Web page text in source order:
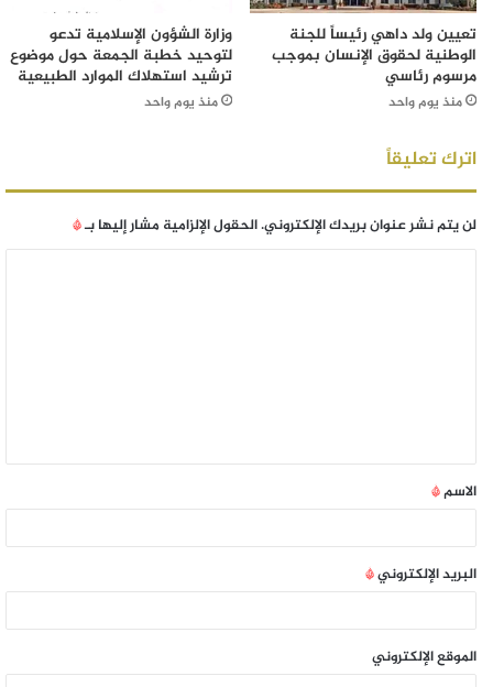
تعيين ولد داهي رئيساً للجنة
الوطنية لحقوق الإنسان بموجب
مرسوم رئاسي
منذ يوم واحد
وزارة الشؤون الإسلامية تدعو
لتوحيد خطبة الجمعة حول موضوع
ترشيد استهلاك الموارد الطبيعية
منذ يوم واحد
اترك تعليقاً
لن يتم نشر عنوان بريدك الإلكتروني.الحقول الإلزامية مشار إليها بـ*
الاسم*
البريد الإلكتروني*
الموقع الإلكتروني